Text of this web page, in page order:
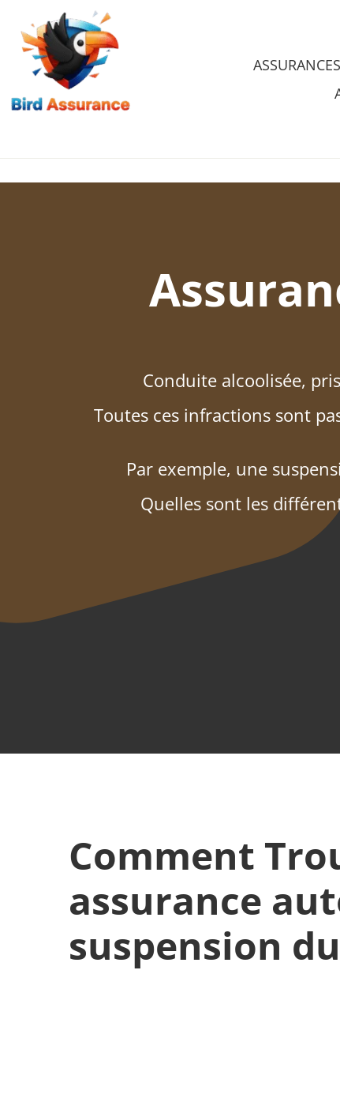
content
Conduite alcoolisée,
Toutes ces infractions sont
Par exemple, une
Quelles sont les
Comment
assurance
suspension